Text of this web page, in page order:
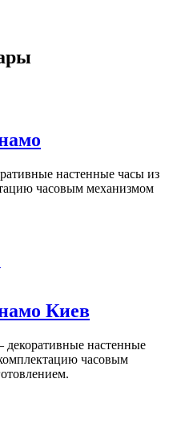
настенные часы из
часовым механизмом
Киев
настенные
часовым